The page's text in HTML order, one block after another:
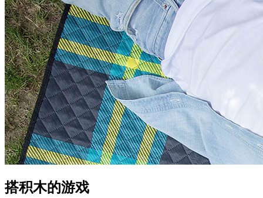
搭积木的游戏